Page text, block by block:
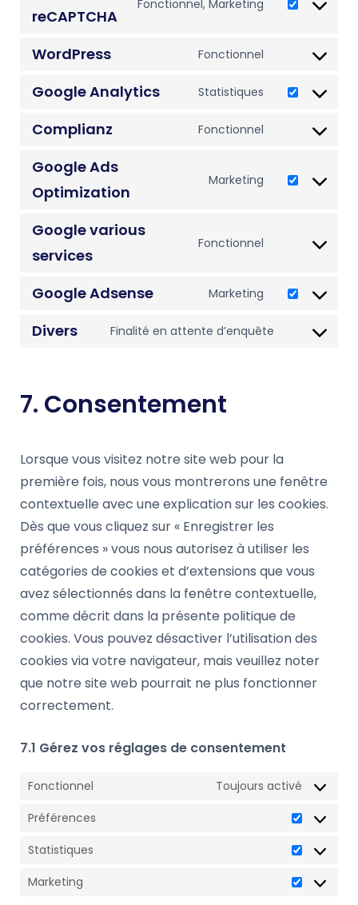
reCAPTCHA
Fonctionnel, Marketing Consent to
WordPress Fonctionnel Consent to
Google Analytics Statistiques Consent to
Complianz Fonctionnel Consent to
Google Ads
Optimization
Marketing Consent to
Google various
services
Fonctionnel Consent to
Google Adsense Marketing Consent to
Divers Finalité en attente d’enquête Consent to
7. Consentement
Lorsque vous visitez notre site web pour la
première fois, nous vous montrerons une fenêtre
contextuelle avec une explication sur les cookies.
Dès que vous cliquez sur « Enregistrer les
préférences » vous nous autorisez à utiliser les
catégories de cookies et d’extensions que vous
avez sélectionnés dans la fenêtre contextuelle,
comme décrit dans la présente politique de
cookies. Vous pouvez désactiver l’utilisation des
cookies via votre navigateur, mais veuillez noter
que notre site web pourrait ne plus fonctionner
correctement.
7.1 Gérez vos réglages de consentement
Fonctionnel
Toujours activé
Préférences
Statistiques
Marketing
Marketing